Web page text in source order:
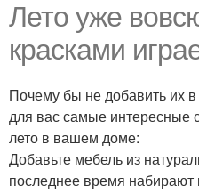
Лето уже
красками
Почему бы не добавить их
для вас самые интересные
лето в вашем доме:
Добавьте мебель из
последнее время набирают